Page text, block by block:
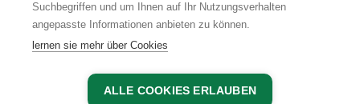
AGBIMPRESSUMDATENSCHUTZ
Suchbegriffen und um Ihnen auf Ihr Nutzungsverhalten
angepasste Informationen anbieten zu können.
lernen sie mehr über Cookies
ALLE COOKIES ERLAUBEN